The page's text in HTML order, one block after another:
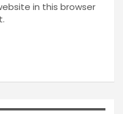
in this browser